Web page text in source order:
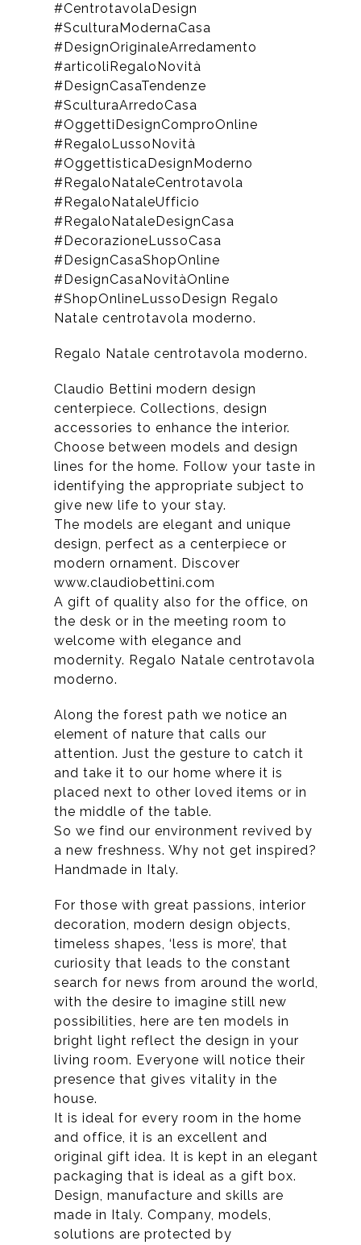
#CentrotavolaDesign
#SculturaModernaCasa
#DesignOriginaleArredamento
#articoliRegaloNovità
#DesignCasaTendenze
#SculturaArredoCasa
#OggettiDesignComproOnline
#RegaloLussoNovità
#OggettisticaDesignModerno
#RegaloNataleCentrotavola
#RegaloNataleUfficio
#RegaloNataleDesignCasa
#DecorazioneLussoCasa
#DesignCasaShopOnline
#DesignCasaNovitàOnline
#ShopOnlineLussoDesign Regalo
Natale centrotavola moderno.
Regalo Natale centrotavola moderno.
Claudio Bettini modern design
centerpiece. Collections, design
accessories to enhance the interior.
Choose between models and design
lines for the home. Follow your taste in
identifying the appropriate subject to
give new life to your stay.
The models are elegant and unique
design, perfect as a centerpiece or
modern ornament. Discover
www.claudiobettini.com
A gift of quality also for the office, on
the desk or in the meeting room to
welcome with elegance and
modernity. Regalo Natale centrotavola
moderno.
Along the forest path we notice an
element of nature that calls our
attention. Just the gesture to catch it
and take it to our home where it is
placed next to other loved items or in
the middle of the table.
So we find our environment revived by
a new freshness. Why not get inspired?
Handmade in Italy.
For those with great passions, interior
decoration, modern design objects,
timeless shapes, ‘less is more’, that
curiosity that leads to the constant
search for news from around the world,
with the desire to imagine still new
possibilities, here are ten models in
bright light reflect the design in your
living room. Everyone will notice their
presence that gives vitality in the
house.
It is ideal for every room in the home
and office, it is an excellent and
original gift idea. It is kept in an elegant
packaging that is ideal as a gift box.
Design, manufacture and skills are
made in Italy. Company, models,
solutions are protected by